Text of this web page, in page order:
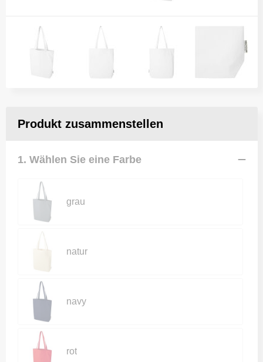
Produkt zusammenstellen
1. Wählen Sie eine Farbe
grau
natur
navy
rot